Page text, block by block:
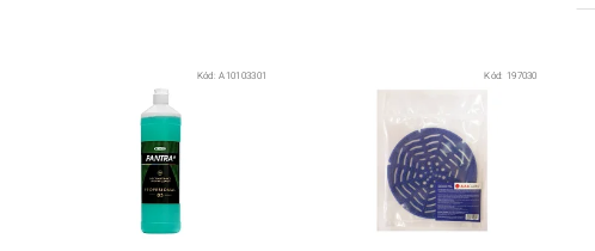
Kód:A10103301 Kód: 197030